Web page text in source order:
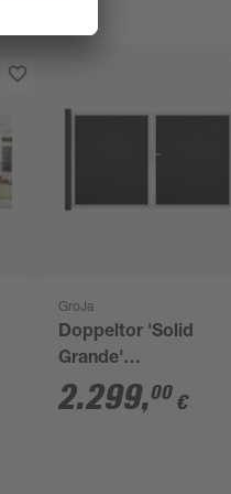
GroJa
Doppeltor 'Solid
Grande'
BPC/Aluminium DIN
rechts schwarz/silber
2.299,00 €